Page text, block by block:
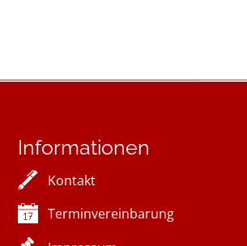
Informationen
Kontakt
Terminvereinbarung